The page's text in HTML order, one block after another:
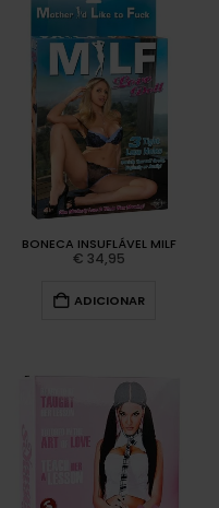
BONECA INSUFLÁVEL MILF
€ 34,95
ADICIONAR